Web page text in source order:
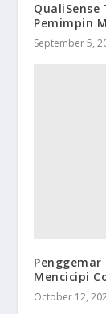
Pemimpin
September 5,
Penggemar
Mencicipi
October 12,